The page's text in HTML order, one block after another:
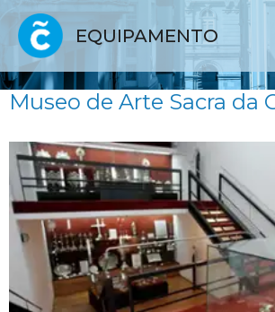
EQUIPAMENTO
Museo de Arte Sacra da